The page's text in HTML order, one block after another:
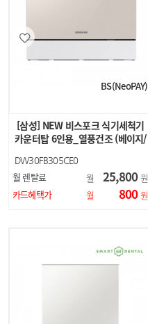
BS(NeoPAY)
[삼성] NEW 비스포크 식기세척기
카운터탑 6인용_열풍건조 (베이지/
DW30FB305CE0
월 렌탈료 월 25,800 원
카드혜택가
월 800 원